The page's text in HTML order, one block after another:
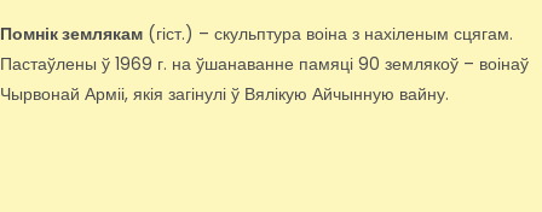
Помнік землякам (гіст.) – скульптура воіна з нахіленым сцягам.
Пастаўлены ў 1969 г. на ўшанаванне памяці 90 землякоў – воінаў
Чырвонай Арміі, якія загінулі ў Вялікую Айчынную вайну.